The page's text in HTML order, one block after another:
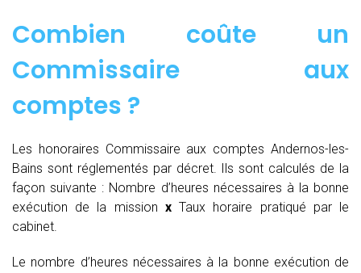
Combien coûte un
Commissaire aux
comptes ?
Les honoraires Commissaire aux comptes Andernos-les-
Bains sont réglementés par décret. Ils sont calculés de la
façon suivante : Nombre d’heures nécessaires à la bonne
exécution de la mission xTaux horaire pratiqué par le
cabinet.
Le nombre d’heures nécessaires à la bonne exécution de